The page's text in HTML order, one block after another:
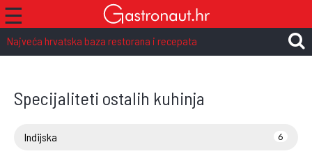
☰
Najveća hrvatska baza restorana i recepata
Specijaliteti ostalih kuhinja
Indijska 6